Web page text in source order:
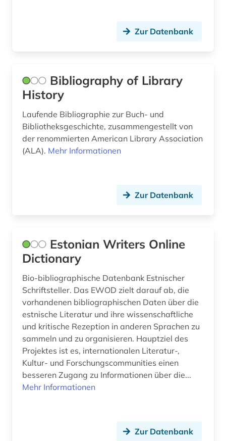
indien (1)
industriedesign (1)
informatik (3)
inhalt (1)
innenarchitektur (1)
internationale beziehungen (1)
internationales recht (1)
internationales strafrecht (1)
Zur Datenbank
Bibliography of Library
History
Laufende Bibliographie zur Buch- und
Bibliotheksgeschichte, zusammengestellt von
der renommierten American Library Association
(ALA). Mehr Informationen
Zur Datenbank
Estonian Writers Online
Dictionary
Bio-bibliographische Datenbank Estnischer
Schriftsteller. Das EWOD zielt darauf ab, die
vorhandenen bibliographischen Daten über die
estnische Literatur und ihre wissenschaftliche
und kritische Rezeption in anderen Sprachen zu
sammeln und zu organisieren. Hauptziel des
Projektes ist es, internationalen Literatur-,
Kultur- und Forschungscommunities einen
besseren Zugang zu Informationen über die...
Mehr Informationen
Zur Datenbank